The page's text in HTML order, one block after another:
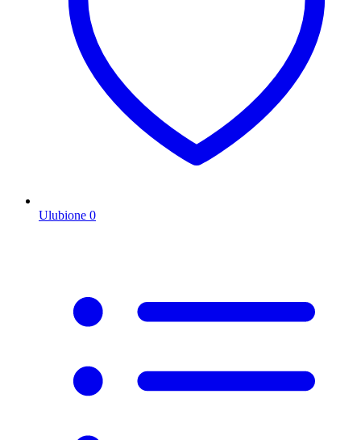
Ulubione 0